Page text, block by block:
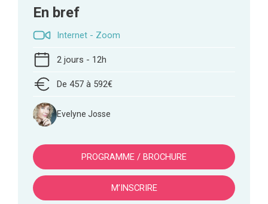
En bref
Internet - Zoom
2 jours - 12h
De 457 à 592€
Evelyne Josse
PROGRAMME / BROCHURE
M’INSCRIRE